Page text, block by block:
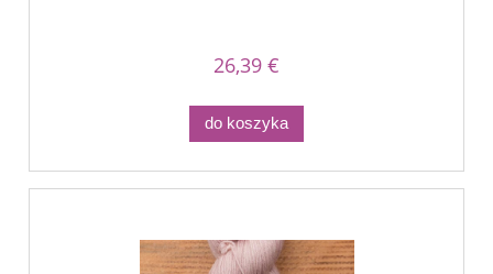
26,39 €
do koszyka